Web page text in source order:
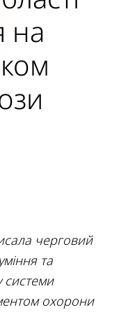
на
черговий
та
системи
охорони